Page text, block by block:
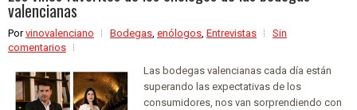
valencianas
Porvinovalenciano Bodegas, enólogos, Entrevistas
Sin
comentarios
Las bodegas valencianas cada día están
superando las expectativas de los
consumidores, nos van sorprendiendo con